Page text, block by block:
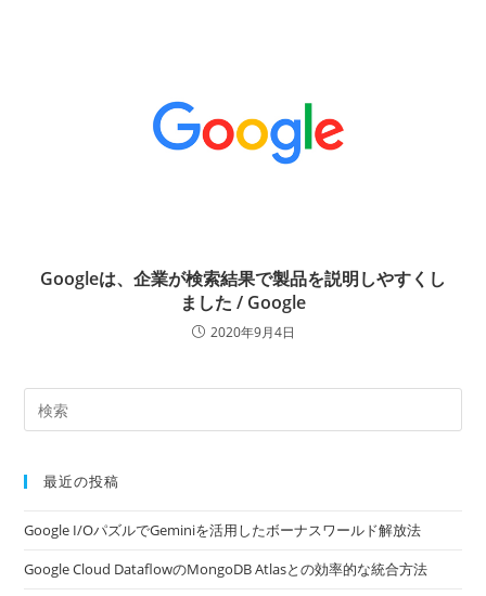
Googleは、企業が検索結果で製品を説明しやすくし
ました / Google
2020年9月4日
最近の投稿
Google I/OパズルでGeminiを活用したボーナスワールド解放法
Google Cloud DataflowのMongoDB Atlasとの効率的な統合方法